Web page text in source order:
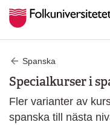
Spanska
Specialkurser i
Fler varianter av
spanska till nästa